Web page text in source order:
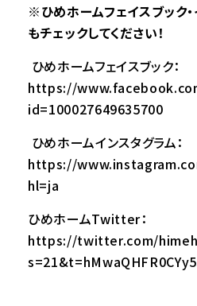
※ひめホームフェイスブック
もチェックしてください！
ひめホームフェイスブック：
https://
id=100027649635700
ひめホームインスタグラム：
https://
hl=ja
ひめホームTwitter：
https://twitter.com/